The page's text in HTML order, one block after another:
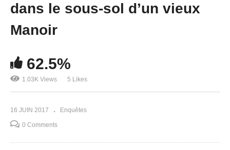
dans le sous-sol d’un vieux
Manoir
62.5%
1.03K Views 5 Likes
16 JUIN 2017 Enquêtes
0 Comments